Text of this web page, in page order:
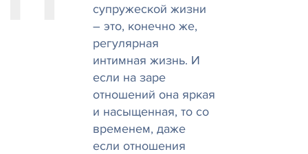
супружеской жизни
– это, конечно же,
регулярная
интимная жизнь. И
если на заре
отношений она яркая
и насыщенная, то со
временем, даже
если отношения